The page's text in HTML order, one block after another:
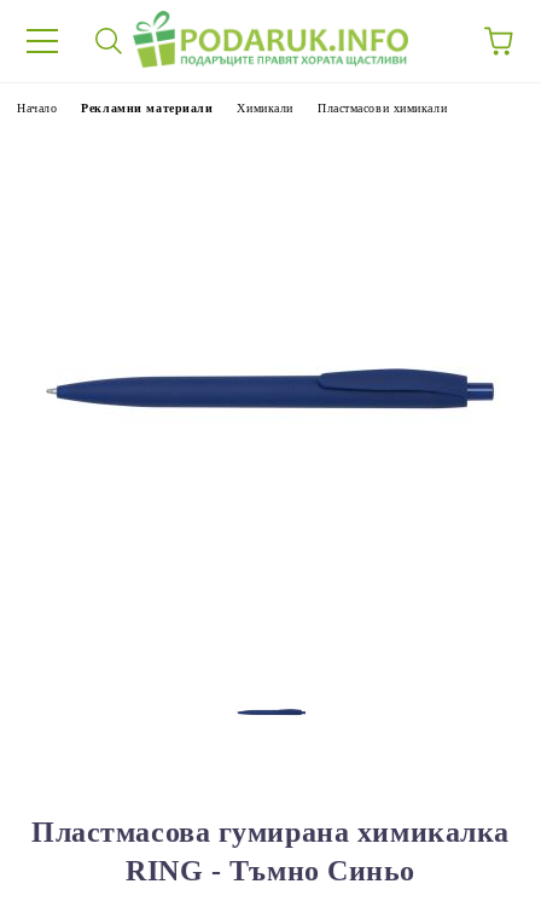
Начало Рекламни материали Химикали Пластмасови химикали
Пластмасова гумирана химикалка
RING - Тъмно Синьо